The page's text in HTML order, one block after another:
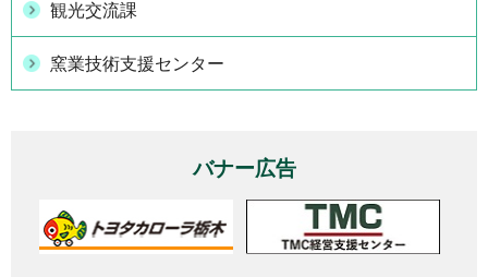
観光交流課
窯業技術支援センター
バナー広告